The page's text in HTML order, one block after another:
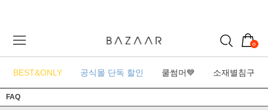
0
BEST&ONLY 공식몰 단독 할인 쿨썸머💙 소재별침구
FAQ